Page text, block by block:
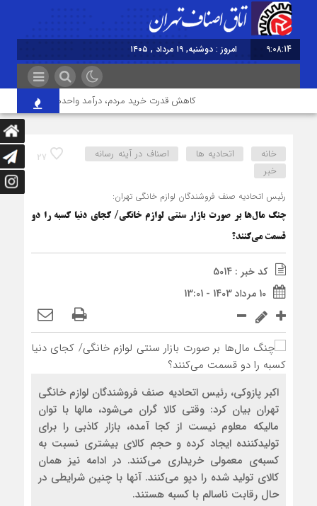
9:08:15 برابر با : Monday - 10 August - 2026
کاهش قدرت خرید مردم، درآمد واحدهای صنفی را کاهش
27 خانه اتحادیه ها
اصناف در آینه رسانه
خبر
رئیس اتحادیه صنف فروشندگان لوازم خانگی تهران:
چنگ مال‌ها بر صورت بازار سنتی لوازم خانگی/ کجای دنیا کسبه را دو
قسمت می‌کنند؟
کد خبر : 5014
10 مرداد 1403 - 13:01
اکبر پازوکی، رئیس اتحادیه صنف فروشندگان لوازم خانگی
تهران بیان کرد: وقتی کالا گران می‌شود، مال‎ها با توان
مالیکه معلوم نیست از کجا آمده، بازار کاذبی را برای
تولیدکننده ایجاد کرده و حجم کالای بیشتری نسبت به
کسبه‌ی معمولی خریداری می‌کنند. در ادامه نیز همان
کالای تولید شده را دپو می‌کنند. آنها با چنین شرایطی در
حال رقابت ناسالم با کسبه هستند.